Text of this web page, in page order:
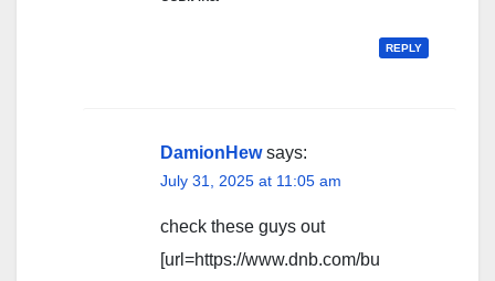
REPLY
DamionHew says:
July 31, 2025 at 11:05 am
check these guys out
[url=https://www.dnb.com/bu